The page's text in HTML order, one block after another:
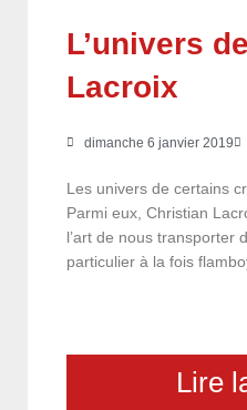
L’univers
Lacroix
dimanche 6 janvier 2019
Les univers de certains
Parmi eux, Christian
l’art de nous transporter
particulier à la fois
Lire